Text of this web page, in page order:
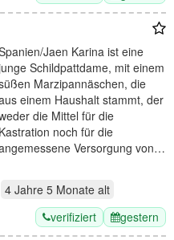
Jaen Karina ist eine
Schildpattdame, mit einem
Marzipannäschen, die
einem Haushalt stammt, der
die Mittel für die
Kastration noch für die
Versorgung von…
4 Jahre 5 Monate alt
verifiziert gestern